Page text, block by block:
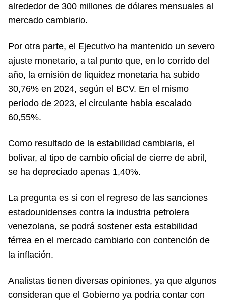
alrededor de 300 millones de dólares mensuales al
mercado cambiario.
Por otra parte, el Ejecutivo ha mantenido un severo
ajuste monetario, a tal punto que, en lo corrido del
año, la emisión de liquidez monetaria ha subido
30,76% en 2024, según el BCV. En el mismo
período de 2023, el circulante había escalado
60,55%.
Como resultado de la estabilidad cambiaria, el
bolívar, al tipo de cambio oficial de cierre de abril,
se ha depreciado apenas 1,40%.
La pregunta es si con el regreso de las sanciones
estadounidenses contra la industria petrolera
venezolana, se podrá sostener esta estabilidad
férrea en el mercado cambiario con contención de
la inflación.
Analistas tienen diversas opiniones, ya que algunos
consideran que el Gobierno ya podría contar con